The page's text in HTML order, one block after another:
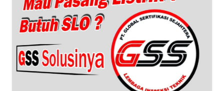
NTT
WN
WN